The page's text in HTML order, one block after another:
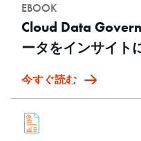
EBOOK
Cloud Data
ータをインサイト
今すぐ読む